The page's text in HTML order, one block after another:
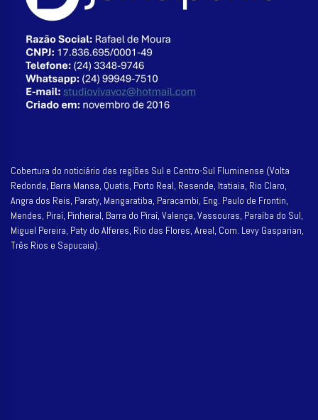
Cobertura do noticiário das regiões Sul e Centro-Sul Fluminense (Volta
Redonda, Barra Mansa, Quatis, Porto Real, Resende, Itatiaia, Rio Claro,
Angra dos Reis, Paraty, Mangaratiba, Paracambi, Eng. Paulo de Frontin,
Mendes, Piraí, Pinheiral, Barra do Piraí, Valença, Vassouras, Paraíba do Sul,
Miguel Pereira, Paty do Alferes, Rio das Flores, Areal, Com. Levy Gasparian,
Três Rios e Sapucaia).